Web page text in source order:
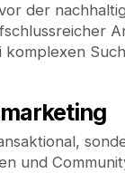
der
komplexen
und